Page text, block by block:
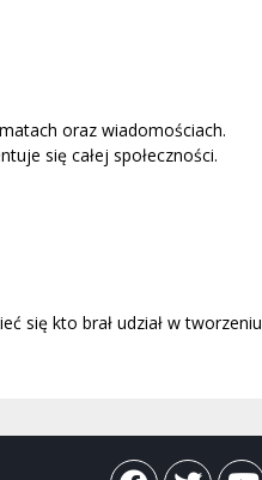
oraz wiadomościach.
się całej społeczności.
się kto brał udział w tworzeniu